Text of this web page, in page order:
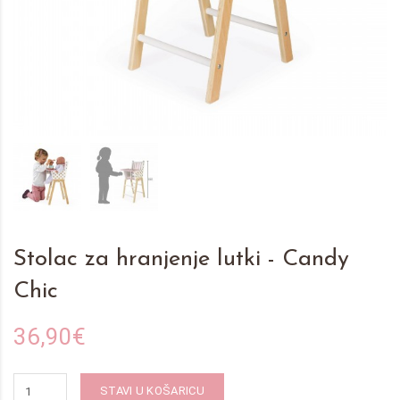
Stolac za hranjenje lutki - Candy
Chic
36,90€
STAVI U KOŠARICU